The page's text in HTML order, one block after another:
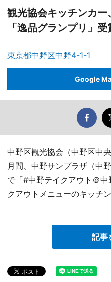
観光協会キッチンカ
「逸品グランプリ」
東京都中野区中野4-1-1
Google
中野区観光協会（中野区中
月間、中野サンプラザ（中
で「#中野テイクアウト＠
クアウトメニューのキッチ
記事